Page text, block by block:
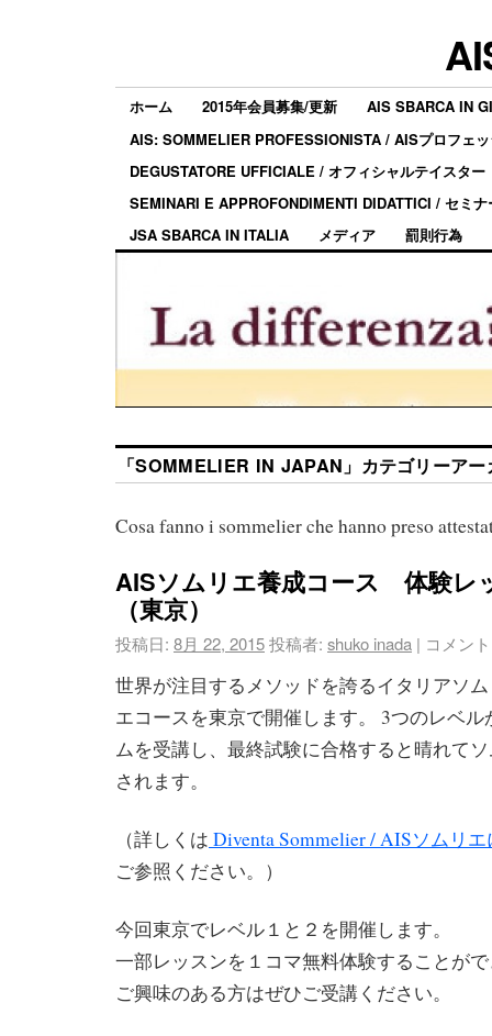
ホーム 2015年会員募集/更新
AIS SBARCA IN
AIS: SOMMELIER PROFESSIONISTA / AISプロフェ
DEGUSTATORE UFFICIALE / オフィシャルテイスター
SEMINARI E APPROFONDIMENTI DIDATTICI / セミ
JSA SBARCA IN ITALIA
メディア 罰則行為
「SOMMELIER IN JAPAN 」カテゴリーア
Cosa fanno i sommelier che hanno preso
AISソムリエ養成コース 体験レ
（東京）
投稿日: 8月 22, 2015投稿者: shuko inada | コメン
世界が注目するメソッドを誇るイタリアソ
エコースを東京で開催します。 3つのレベ
ムを受講し、最終試験に合格すると晴れて
されます。
（詳しくは Diventa Sommelier / AISソムリ
ご参照ください。）
今回東京でレベル１と２を開催します。
一部レッスンを１コマ無料体験することが
ご興味のある方はぜひご受講ください。